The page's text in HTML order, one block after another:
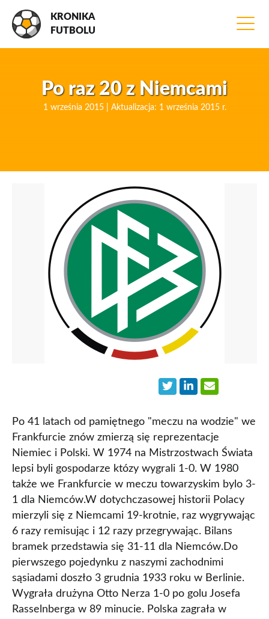
KRONIKA
FUTBOLU
Po raz 20 z Niemcami
1 września 2015 | Aktualizacja: 1 września 2015 r.
Po 41 latach od pamiętnego "meczu na wodzie" we
Frankfurcie znów zmierzą się reprezentacje
Niemiec i Polski. W 1974 na Mistrzostwach Świata
lepsi byli gospodarze któzy wygrali 1-0. W 1980
także we Frankfurcie w meczu towarzyskim bylo 3-
1 dla Niemców.W dotychczasowej historii Polacy
mierzyli się z Niemcami 19-krotnie, raz wygrywając
6 razy remisując i 12 razy przegrywając. Bilans
bramek przedstawia się 31-11 dla Niemców.Do
pierwszego pojedynku z naszymi zachodnimi
sąsiadami doszło 3 grudnia 1933 roku w Berlinie.
Wygrała drużyna Otto Nerza 1-0 po golu Josefa
Rasselnberga w 89 minucie. Polska zagrała w